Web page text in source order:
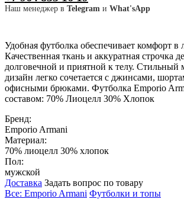
Наш менеджер в Telegram и What'sApp
Удобная футболка обеспечивает комфорт
Качественная ткань и аккуратная строчка
долговечной и приятной к телу.
дизайн легко сочетается с джинсами,
офисными брюками. Футболка Emporio
составом: 70% Лиоцелл 30% Хлопок
Бренд:
Emporio Armani
Материал:
70% лиоцелл 30% хлопок
Пол:
мужской
Доставка Задать вопрос по товару
Все: Emporio Armani Футболки и топы